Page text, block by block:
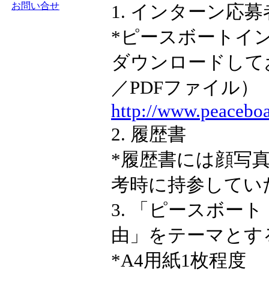
お問い合せ
1. インターン応
*ピースボートイ
ダウンロードし
／PDFファイル）
http://
2. 履歴書
*履歴書には顔写
考時に持参して
3. 「ピースボー
由」をテーマと
*A4用紙1枚程度